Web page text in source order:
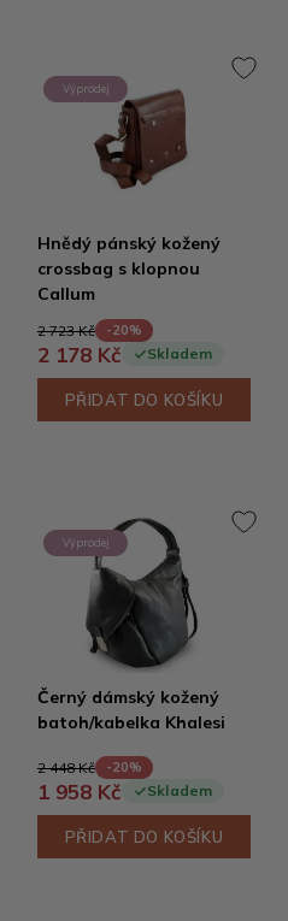
Výprodej
Hnědý pánský kožený
crossbag s klopnou
Callum
2 723 Kč -20%
2 178 Kč Skladem
PŘIDAT DO KOŠÍKU
Výprodej
Černý dámský kožený
batoh/kabelka Khalesi
2 448 Kč -20%
1 958 Kč Skladem
PŘIDAT DO KOŠÍKU